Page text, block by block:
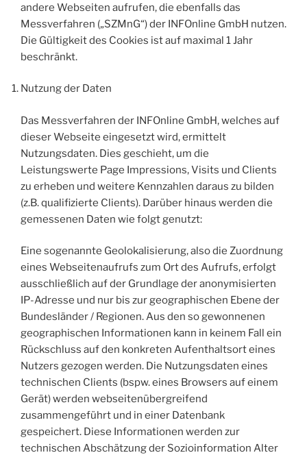
andere Webseiten aufrufen, die ebenfalls das
Messverfahren („SZMnG“) der INFOnline GmbH nutzen.
Die Gültigkeit des Cookies ist auf maximal 1 Jahr
beschränkt.
Nutzung der Daten
Das Messverfahren der INFOnline GmbH, welches auf
dieser Webseite eingesetzt wird, ermittelt
Nutzungsdaten. Dies geschieht, um die
Leistungswerte Page Impressions, Visits und Clients
zu erheben und weitere Kennzahlen daraus zu bilden
(z.B. qualifizierte Clients). Darüber hinaus werden die
gemessenen Daten wie folgt genutzt:
Eine sogenannte Geolokalisierung, also die Zuordnung
eines Webseitenaufrufs zum Ort des Aufrufs, erfolgt
ausschließlich auf der Grundlage der anonymisierten
IP-Adresse und nur bis zur geographischen Ebene der
Bundesländer / Regionen. Aus den so gewonnenen
geographischen Informationen kann in keinem Fall ein
Rückschluss auf den konkreten Aufenthaltsort eines
Nutzers gezogen werden. Die Nutzungsdaten eines
technischen Clients (bspw. eines Browsers auf einem
Gerät) werden webseitenübergreifend
zusammengeführt und in einer Datenbank
gespeichert. Diese Informationen werden zur
technischen Abschätzung der Sozioinformation Alter